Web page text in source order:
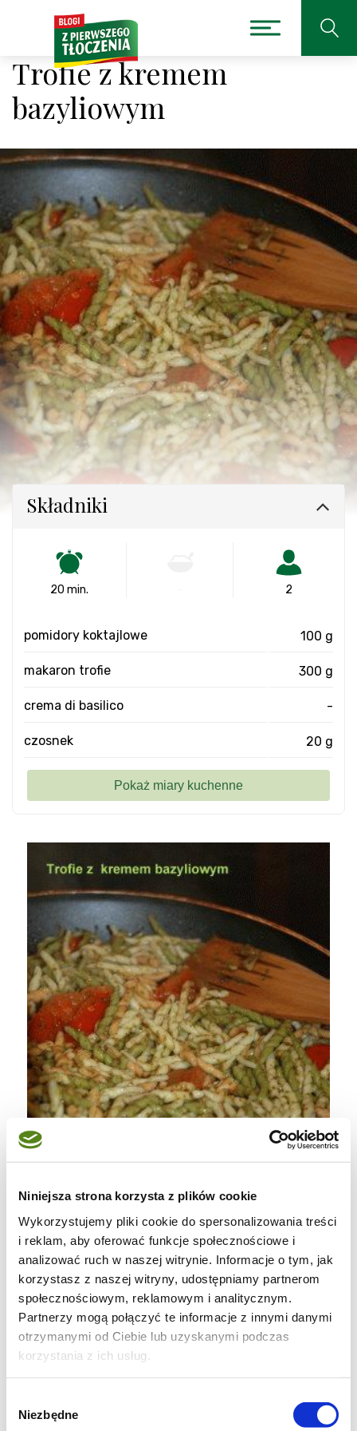
Niniejsza strona korzysta z plików cookie
Wykorzystujemy pliki cookie do spersonalizowania treści
i reklam, aby oferować funkcje społecznościowe i
analizować ruch w naszej witrynie. Informacje o tym, jak
korzystasz z naszej witryny, udostępniamy partnerom
społecznościowym, reklamowym i analitycznym.
Partnerzy mogą połączyć te informacje z innymi danymi
otrzymanymi od Ciebie lub uzyskanymi podczas
korzystania z ich usług.
zgody
Niezbędne
Trofie z kremem
bazyliowym
Trofie z kremem bazyliowym.
Dzisiaj moje ukochane makarony – tym
razem Trofie. Użyłam gotowego, ale dla
chcących poćwiczyć ręce odsyłam na stronę
http://www.kuchniawloska.com/
Składniki
20 min. 2
pomidory koktajlowe 100 g
makaron trofie 300 g
crema di basilico -
czosnek 20 g